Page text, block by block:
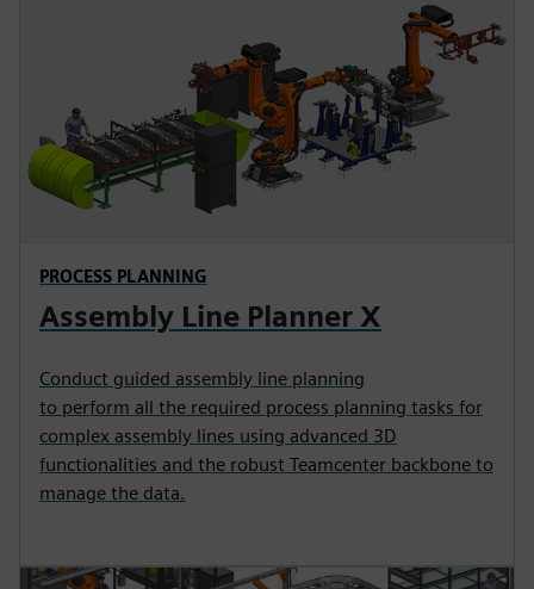
PROCESS PLANNING
Assembly Line Planner X
Conduct guided assembly line planning
to perform all the required process planning tasks for
complex assembly lines using advanced 3D
functionalities and the robust Teamcenter backbone to
manage the data.